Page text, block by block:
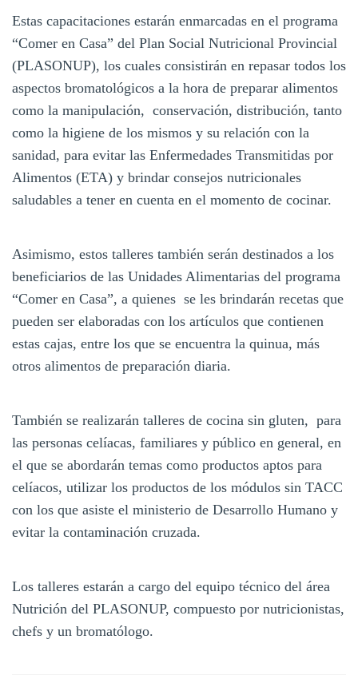
Estas capacitaciones estarán enmarcadas en el programa
“Comer en Casa” del Plan Social Nutricional Provincial
(PLASONUP), los cuales consistirán en repasar todos los
aspectos bromatológicos a la hora de preparar alimentos
como la manipulación, conservación, distribución, tanto
como la higiene de los mismos y su relación con la
sanidad, para evitar las Enfermedades Transmitidas por
Alimentos (ETA) y brindar consejos nutricionales
saludables a tener en cuenta en el momento de cocinar.
Asimismo, estos talleres también serán destinados a los
beneficiarios de las Unidades Alimentarias del programa
“Comer en Casa”, a quienes se les brindarán recetas que
pueden ser elaboradas con los artículos que contienen
estas cajas, entre los que se encuentra la quinua, más
otros alimentos de preparación diaria.
También se realizarán talleres de cocina sin gluten, para
las personas celíacas, familiares y público en general, en
el que se abordarán temas como productos aptos para
celíacos, utilizar los productos de los módulos sin TACC
con los que asiste el ministerio de Desarrollo Humano y
evitar la contaminación cruzada.
Los talleres estarán a cargo del equipo técnico del área
Nutrición del PLASONUP, compuesto por nutricionistas,
chefs y un bromatólogo.